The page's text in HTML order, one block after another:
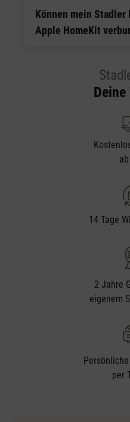
Können mein Stadler
Apple HomeKit
14 Tage
2 Jahre
eigenem
per